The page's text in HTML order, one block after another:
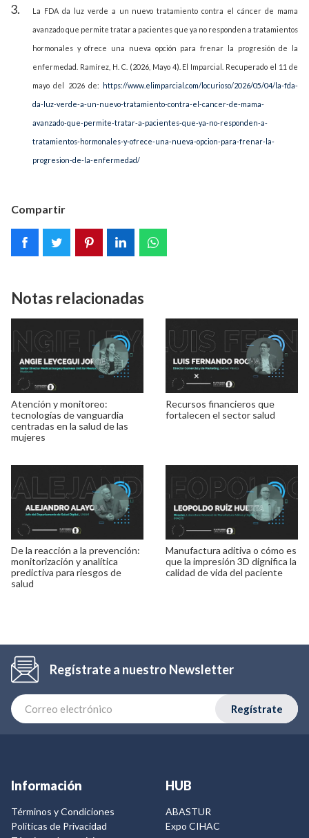
La FDA da luz verde a un nuevo tratamiento contra el cáncer de mama
avanzado que permite tratar a pacientes que ya no responden a tratamientos
hormonales y ofrece una nueva opción para frenar la progresión de la
enfermedad. Ramírez, H. C. (2026, Mayo 4). El Imparcial. Recuperado el 11 de
mayo del 2026 de: https://www.elimparcial.com/locurioso/2026/05/04/la-fda-
da-luz-verde-a-un-nuevo-tratamiento-contra-el-cancer-de-mama-
avanzado-que-permite-tratar-a-pacientes-que-ya-no-responden-a-
tratamientos-hormonales-y-ofrece-una-nueva-opcion-para-frenar-la-
progresion-de-la-enfermedad/
Compartir
Notas relacionadas
Atención y monitoreo:
tecnologías de vanguardia
centradas en la salud de las
mujeres
Recursos financieros que
fortalecen el sector salud
De la reacción a la prevención:
monitorización y analítica
predictiva para riesgos de
salud
Manufactura aditiva o cómo es
que la impresión 3D dignifica la
calidad de vida del paciente
Regístrate a nuestro Newsletter
Regístrate
Información
Términos y Condiciones
Politicas de Privacidad
HUB
ABASTUR
Expo CIHAC